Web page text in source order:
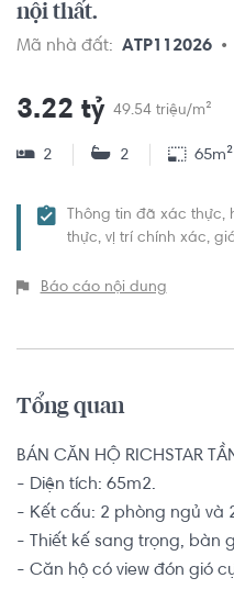
nội thất.
Mã nhà đất: ATP112026
3.22 tỷ 49.54 triệu/m²
2 2 65m²
Thông tin đã xác thực,
thực, vị trí chính xác,
Báo cáo nội dung
Tổng quan
BÁN CĂN HỘ RICHSTAR
- Diện tích: 65m2.
- Kết cấu: 2 phòng ngủ và
- Thiết kế sang trọng, bàn
- Căn hộ có view đón gió